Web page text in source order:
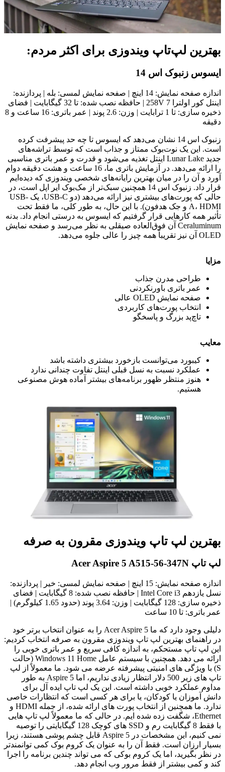
بهترین لپ‌تاپ ویندوزی برای اکثر مردم:
ایسوس زنبوک اس 14
اندازه صفحه نمایش: 14 اینچ | صفحه نمایش لمسی: بله | پردازنده:
اینتل کور اولترا 7 258V | حافظه نصب شده: تا 32 گیگابایت | فضای
ذخیره سازی: تا 1 ترابایت | وزن: 2.6 پوند | عمر باتری: 16 ساعت و 8
دقیقه
زنبوک اس 14 نشان می‌دهد که ایسوس تا چه حد پیشرفت کرده
است. این یک نوت‌بوک ممتاز و جذاب است که توسط تراشه‌های
جدید Lunar Lake اینتل تغذیه می‌شود و قدرت و عمر باتری مناسبی
را ارائه می‌دهد. در آزمایش باتری ما، 16 ساعت و هشت دقیقه دوام
آورد و آن را در میان بهترین رایانه‌های شخصی ویندوزی که دیده‌ایم
قرار داد. زنبوک اس 14 همچنین سبک‌تر از مک‌بوک ایر اپل است، در
حالی که پورت‌های بیشتری نیز ارائه می‌دهد (دو USB-C، یک USB-
A، HDMI و جک هدفون). با این حال، به طور کلی، ما فقط تحت
تأثیر همه کارهایی قرار گرفتیم که ایسوس به درستی انجام داد. بدنه
Ceraluminum آن فوق‌العاده صیقلی به نظر می‌رسد و صفحه نمایش
OLED آن نیز تقریباً همه چیز را عالی جلوه می‌دهد.
مزایا
طراحی مدرن جذاب
عمر باتری باورنکردنی
صفحه نمایش OLED عالی
انتخاب پورت‌های کاربردی
تاچ‌پد بزرگ و پاسخگو
معایب
کیبورد می‌توانست بازخورد بیشتری داشته باشد
عملکرد نسبت به نسل قبلی اینتل تفاوت چندانی ندارد
هنوز منتظر ظهور برنامه‌های بیشتر آماده هوش مصنوعی
هستیم.
بهترین لپ تاپ ویندوزی مقرون به صرفه
لپ تاپ Acer Aspire 5 A515-56-347N
اندازه صفحه نمایش: 15 اینچ | صفحه نمایش لمسی: خیر | پردازنده:
نسل یازدهم Intel Core i3 | حافظه نصب شده: 8 گیگابایت | فضای
ذخیره سازی: 128 گیگابایت | وزن: 3.64 پوند (حدود 1.65 کیلوگرم) |
عمر باتری: تا 10 ساعت
دلیلی وجود دارد که ما Acer Aspire 5 را به عنوان انتخاب برتر خود
در راهنمای بهترین لپ تاپ ویندوزی مقرون به صرفه انتخاب کردیم:
این لپ تاپ مستحکم، به اندازه کافی سریع و عمر باتری خوبی را
ارائه می دهد. همچنین با سیستم عامل Windows 11 Home (حالت
S) با ویژگی های امنیتی پیشرفته عرضه می شود. ما معمولاً از لپ
تاپ های زیر 500 دلار انتظار زیادی نداریم، اما Aspire 5 به طور
مداوم عملکرد خوبی داشته است. این یک لپ تاپ ایده آل برای
دانش آموزان یا کودکان، یا برای هر کسی است که انتظارات خاصی
ندارد. ما همچنین از انتخاب پورت های ارائه شده، از جمله HDMI و
Ethernet، شگفت زده شده ایم. در حالی که ما معمولاً لپ تاپ هایی
با فقط 8 گیگابایت رم و SSD های کوچک 128 گیگابایتی را توصیه
نمی کنیم، این مشخصات در Aspire 5 قابل چشم پوشی هستند، زیرا
بسیار ارزان است. فقط آن را به عنوان یک کروم بوک کمی توانمندتر
در نظر بگیرید، اما یک کروم بوکی که می تواند چندین برنامه را اجرا
کند و کمی بیشتر از فقط مرور وب انجام دهد.